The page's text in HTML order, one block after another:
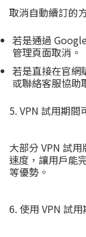
取消自動續訂的
若是通過
管理頁面取消。
若是直接在官網
或聯絡客服協助
5. VPN 試用期間
大部分 VPN 試
速度，讓用戶能
等優勢。
6. 使用 VPN 試